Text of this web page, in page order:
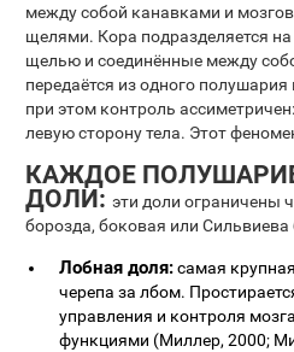
между собой канавками и
щелями. Кора подразделяется
щелью и соединённые между
передаётся из одного
при этом контроль
левую сторону тела. Этот
КАЖДОЕ
ДОЛИ: эти доли ограничены
борозда, боковая или
Лобная доля:самая
черепа за лбом.
управления и контроля
функциями (Миллер, 2000;